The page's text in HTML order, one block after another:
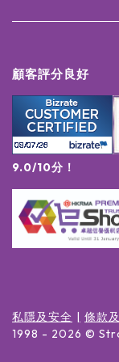
顧客評分良好
9.0/10分！
私隱及安全 條款
1998 - 2026 ©